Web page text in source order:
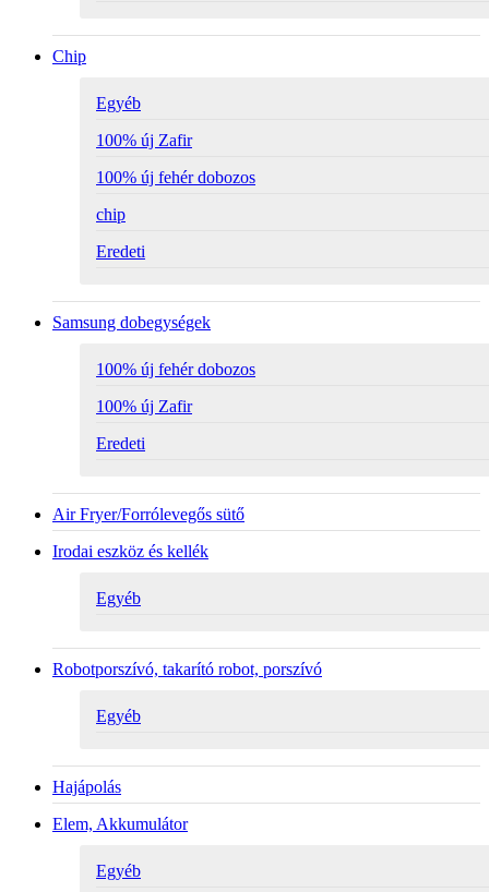
Chip
Egyéb
100% új Zafir
100% új fehér dobozos
chip
Eredeti
Samsung dobegységek
100% új fehér dobozos
100% új Zafir
Eredeti
Air Fryer/Forrólevegős sütő
Irodai eszköz és kellék
Egyéb
Robotporszívó, takarító robot, porszívó
Egyéb
Hajápolás
Elem, Akkumulátor
Egyéb